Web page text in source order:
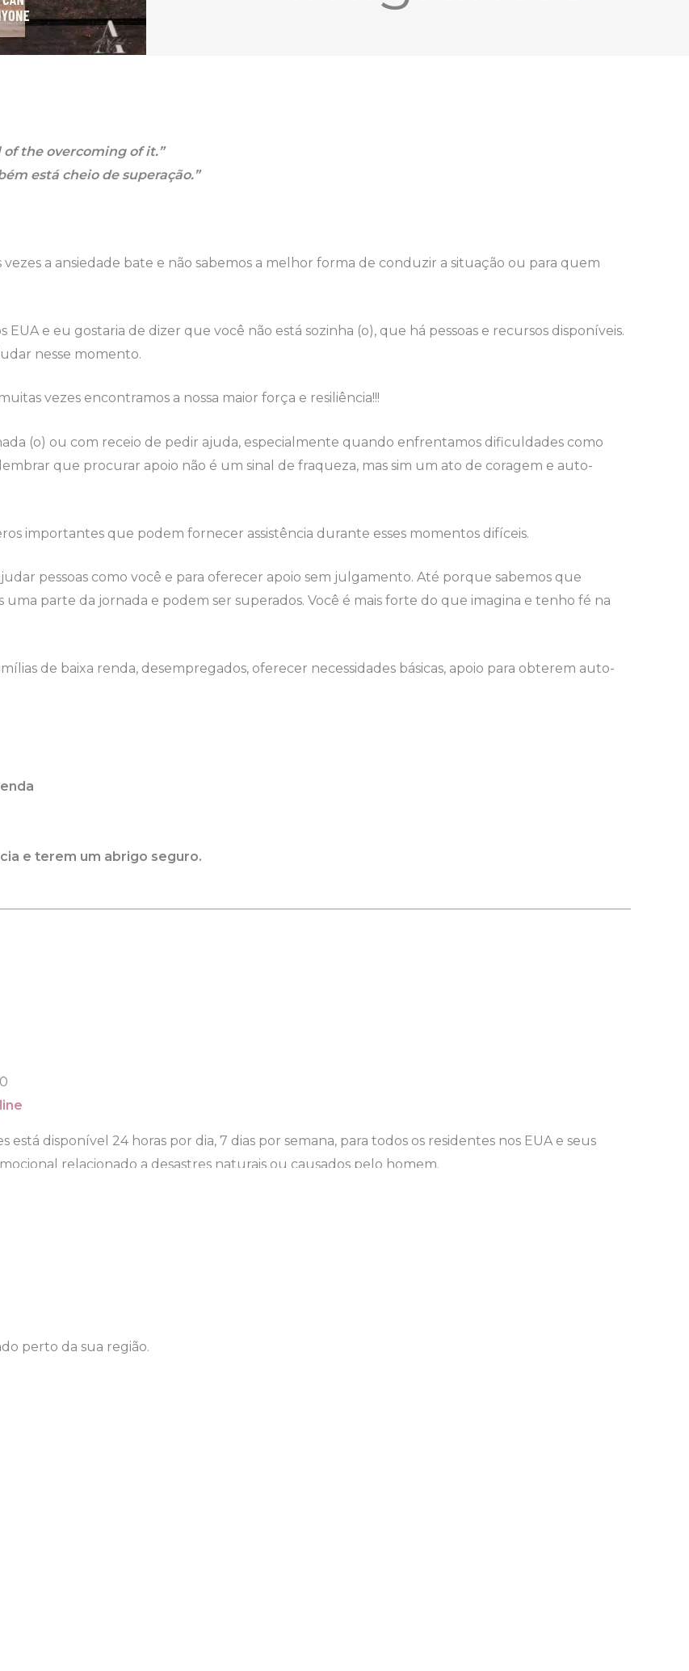
the overcoming of it.”
está cheio de superação.”
vezes a ansiedade bate e não sabemos a melhor forma de conduzir a situação ou para quem
e eu gostaria de dizer que você não está sozinha (o), que há pessoas e recursos disponíveis.
nesse momento.
vezes encontramos a nossa maior força e resiliência!!!
(o) ou com receio de pedir ajuda, especialmente quando enfrentamos dificuldades como
que procurar apoio não é um sinal de fraqueza, mas sim um ato de coragem e auto-
importantes que podem fornecer assistência durante esses momentos difíceis.
pessoas como você e para oferecer apoio sem julgamento. Até porque sabemos que
uma parte da jornada e podem ser superados. Você é mais forte do que imagina e tenho fé na
de baixa renda, desempregados, oferecer necessidades básicas, apoio para obterem auto-
e terem um abrigo seguro.
disponível 24 horas por dia, 7 dias por semana, para todos os residentes nos EUA e seus
relacionado a desastres naturais ou causados ​​pelo homem.
perto da sua região.